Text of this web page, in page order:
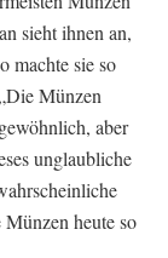
sieht ihnen an,
machte sie so
Münzen
aber
unglaubliche
heute so